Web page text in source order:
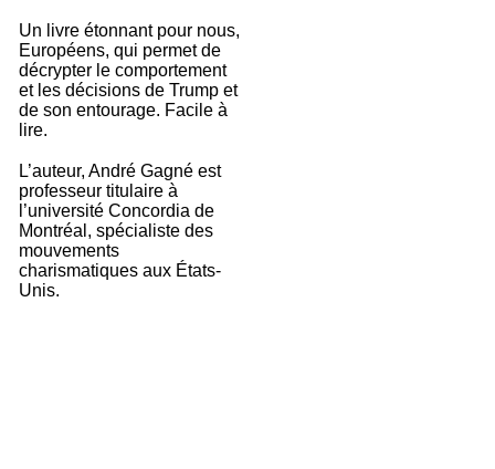
Un livre étonnant pour nous,
Européens, qui permet de
décrypter le comportement
et les décisions de Trump et
de son entourage. Facile à
lire.
L’auteur, André Gagné est
professeur titulaire à
l’université Concordia de
Montréal, spécialiste des
mouvements
charismatiques aux États-
Unis.